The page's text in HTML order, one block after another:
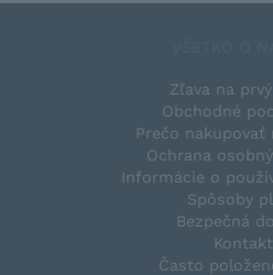
Zľava na
Obchodné
Prečo nakupovať
Ochrana
Informácie o
Spôsoby
Bezpečná
Často